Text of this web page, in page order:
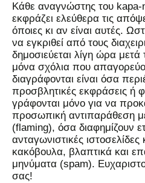
Kάθε αναγνώστης του
εκφράζει ελεύθερα τις
όποιες κι αν είναι αυτές.
να εγκριθεί από τους
δημοσιεύεται λίγη ώρα
μόνα σχόλια που
διαγράφονται είναι όσα
προσβλητικές εκφράσεις ή
γράφονται μόνο για να
προσωπική αντιπαράθεση
(flaming), όσα διαφημίζουν
ανταγωνιστικές ιστοσελίδες
κακόβουλα, βλαπτικά και
μηνύματα (spam).
σας!